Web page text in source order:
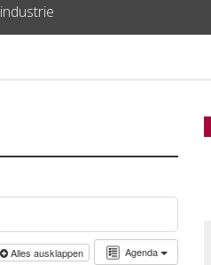
Agenda
Alles ausklappen